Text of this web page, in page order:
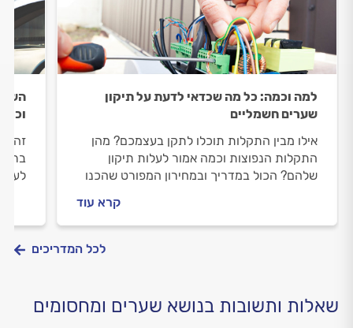
למה וכמה: כל מה שכדאי לדעת על תיקון
שערים חשמליים
אילו מבין התקלות תוכלו לתקן בעצמכם? מהן
התקלות הנפוצות וכמה אמור לעלות תיקון
שלהם? הכול במדריך ובמחירון המפורט שהכנו
קרא עוד
זה
לכל המדריכים
שאלות ותשובות בנושא שערים ומחסומים